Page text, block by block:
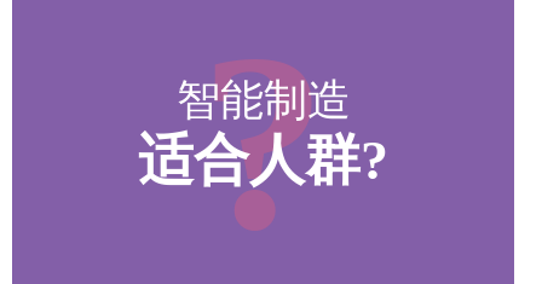
?
智能制造
适合人群?